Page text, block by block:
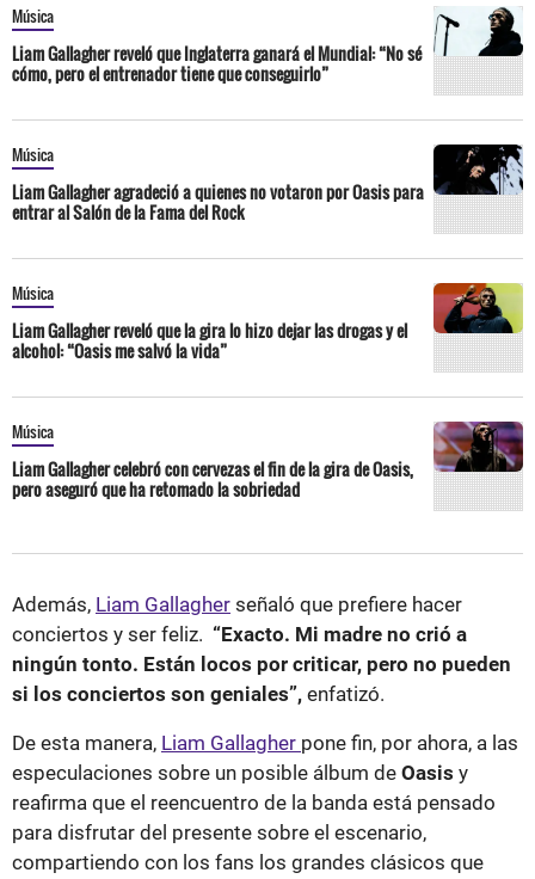
Música
Liam Gallagher reveló que Inglaterra ganará el Mundial: “No sé
cómo, pero el entrenador tiene que conseguirlo”
Música
Liam Gallagher agradeció a quienes no votaron por Oasis para
entrar al Salón de la Fama del Rock
Música
Liam Gallagher reveló que la gira lo hizo dejar las drogas y el
alcohol: “Oasis me salvó la vida”
Música
Liam Gallagher celebró con cervezas el fin de la gira de Oasis,
pero aseguró que ha retomado la sobriedad
Además, Liam Gallagher señaló que prefiere hacer
conciertos y ser feliz. “Exacto. Mi madre no crió a
ningún tonto. Están locos por criticar, pero no pueden
si los conciertos son geniales”, enfatizó.
De esta manera, Liam Gallagher pone fin, por ahora, a las
especulaciones sobre un posible álbum de Oasis y
reafirma que el reencuentro de la banda está pensado
para disfrutar del presente sobre el escenario,
compartiendo con los fans los grandes clásicos que